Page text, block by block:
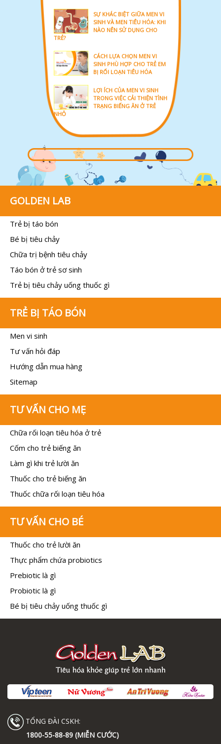
SỰ KHÁC BIỆT GIỮA MEN VI
SINH VÀ MEN TIÊU HÓA: KHI
NÀO NÊN SỬ DỤNG CHO
TRẺ?
CÁCH LỰA CHỌN MEN VI
SINH PHÙ HỢP CHO TRẺ EM
BỊ RỐI LOẠN TIÊU HÓA
LỢI ÍCH CỦA MEN VI SINH
TRONG VIỆC CẢI THIỆN TÌNH
TRẠNG BIẾNG ĂN Ở TRẺ
NHỎ
GOLDEN LAB
Trẻ bị táo bón
Bé bị tiêu chảy
Chữa trị bệnh tiêu chảy
Táo bón ở trẻ sơ sinh
Trẻ bị tiêu chảy uống thuốc gì
TRẺ BỊ TÁO BÓN
Men vi sinh
Tư vấn hỏi đáp
Hướng dẫn mua hàng
Sitemap
TƯ VẤN CHO MẸ
Chữa rối loạn tiêu hóa ở trẻ
Cốm cho trẻ biếng ăn
Làm gì khi trẻ lười ăn
Thuốc cho trẻ biếng ăn
Thuốc chữa rối loạn tiêu hóa
TƯ VẤN CHO BÉ
Thuốc cho trẻ lười ăn
Thực phẩm chứa probiotics
Prebiotic là gì
Probiotic là gì
Bé bị tiêu chảy uống thuốc gì
TỔNG ĐÀI CSKH:
1800-55-88-89 (MIỄN CƯỚC)